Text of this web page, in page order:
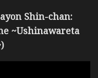
Shin-chan:
~Ushinawareta